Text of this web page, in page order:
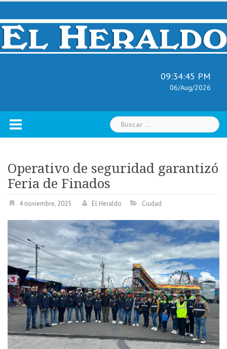
Skip
content
09:34:46 PM
06/Aug/2026
Buscar:
Operativo de seguridad garantizó
Feria de Finados
4 noviembre, 2025 El Heraldo Ciudad